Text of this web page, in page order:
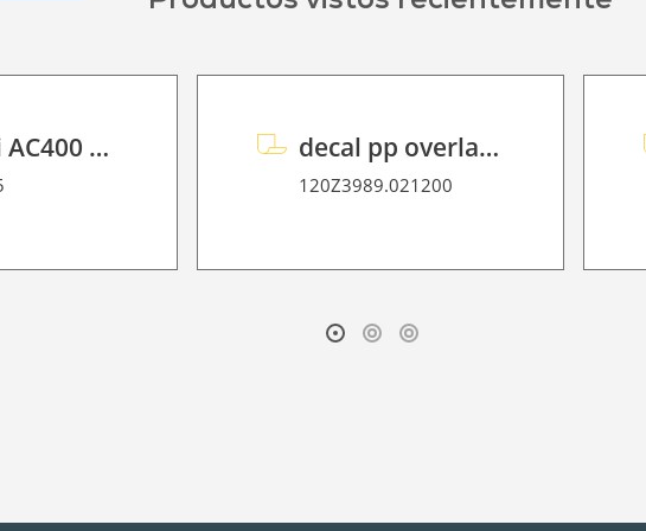
Mimaki AC400 Acid Ink decal pp overlaminate P HT 65 UVP
120Z3989.021200